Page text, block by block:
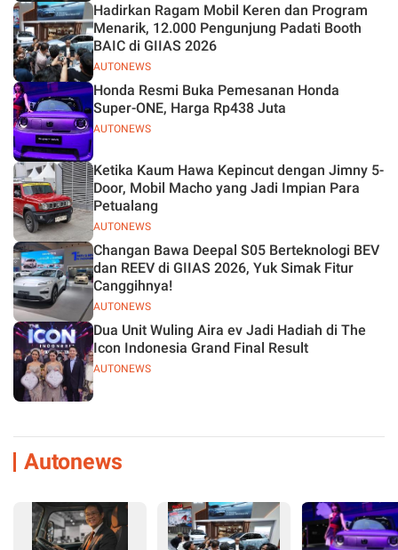
AUTONEWS
Hadirkan Ragam Mobil Keren dan Program
Menarik, 12.000 Pengunjung Padati Booth
BAIC di GIIAS 2026
AUTONEWS
Honda Resmi Buka Pemesanan Honda
Super-ONE, Harga Rp438 Juta
AUTONEWS
Ketika Kaum Hawa Kepincut dengan Jimny 5-
Door, Mobil Macho yang Jadi Impian Para
Petualang
AUTONEWS
Changan Bawa Deepal S05 Berteknologi BEV
dan REEV di GIIAS 2026, Yuk Simak Fitur
Canggihnya!
AUTONEWS
Dua Unit Wuling Aira ev Jadi Hadiah di The
Icon Indonesia Grand Final Result
Autonews